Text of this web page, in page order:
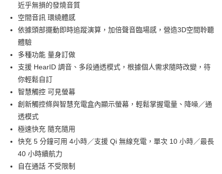
近乎無損的發燒音質
空間音訊 環繞體感
依據頭部擺動即時追蹤演算，加倍聲音臨場感，營造3D空間聆聽
體驗
多種功能 量身訂做
支援 HearID 調音、多段通透模式，根據個人需求隨時改變，待
你輕鬆自訂
智慧觸控 可見螢幕
創新觸控條與智慧充電盒內顯示螢幕，輕鬆掌握電量、降噪／通
透模式
極速快充 隨充隨用
快充 5 分鐘可用 4小時／支援 Qi 無線充電，單次 10 小時／最長
40 小時續航力
自在通話 不受限制